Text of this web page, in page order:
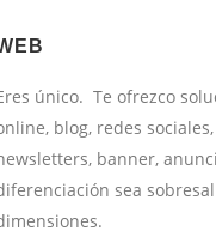
único. Te ofrezco
blog, redes
banner,
sea